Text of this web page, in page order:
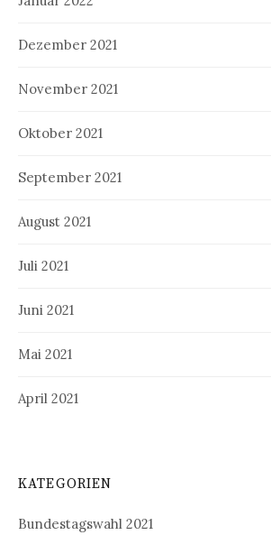
Dezember 2021
November 2021
Oktober 2021
September 2021
August 2021
Juli 2021
Juni 2021
Mai 2021
April 2021
KATEGORIEN
Bundestagswahl 2021